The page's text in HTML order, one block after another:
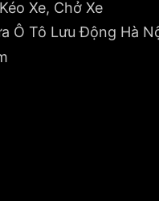
Xe, Chở Xe
Ô Tô Lưu Động Hà